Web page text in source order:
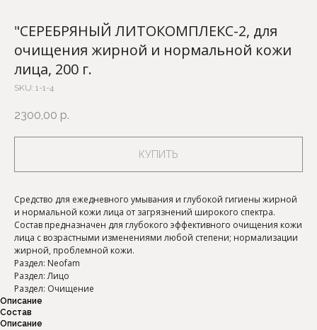
"СЕРЕБРЯНЫЙ ЛИТОКОМПЛЕКС-2, для
очищения жирной и нормальной кожи
лица, 200 г.
SKU: 1-1-4
2300,00 р.
КУПИТЬ
Средство для ежедневного умывания и глубокой гигиены жирной
и нормальной кожи лица от загрязнений широкого спектра.
Состав предназначен для глубокого эффективного очищения кожи
лица с возрастными изменениями любой степени; нормализации
жирной, проблемной кожи.
Раздел: Neofam
Раздел: Лицо
Раздел: Очищение
Описание
Состав
Описание